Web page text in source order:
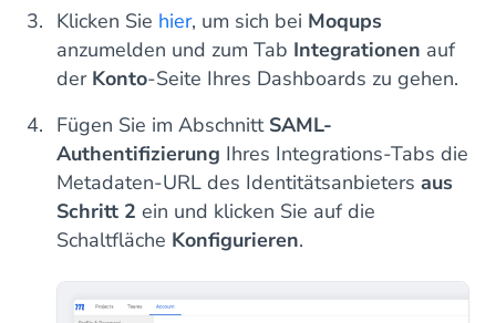
Klicken Sie hier, um sich bei Moqups
anzumelden und zum Tab Integrationen auf
der Konto-Seite Ihres Dashboards zu gehen.
Fügen Sie im Abschnitt SAML-
Authentifizierung Ihres Integrations-Tabs die
Metadaten-URL des Identitätsanbieters aus
Schritt 2 ein und klicken Sie auf die
Schaltfläche Konfigurieren.